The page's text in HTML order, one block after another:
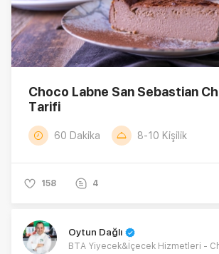
Choco Labne San Sebastian
Tarifi
60 Dakika 8-10 Kişilik
158 4
Oytun Dağlı
BTA Yiyecek&İçecek Hizmetleri -